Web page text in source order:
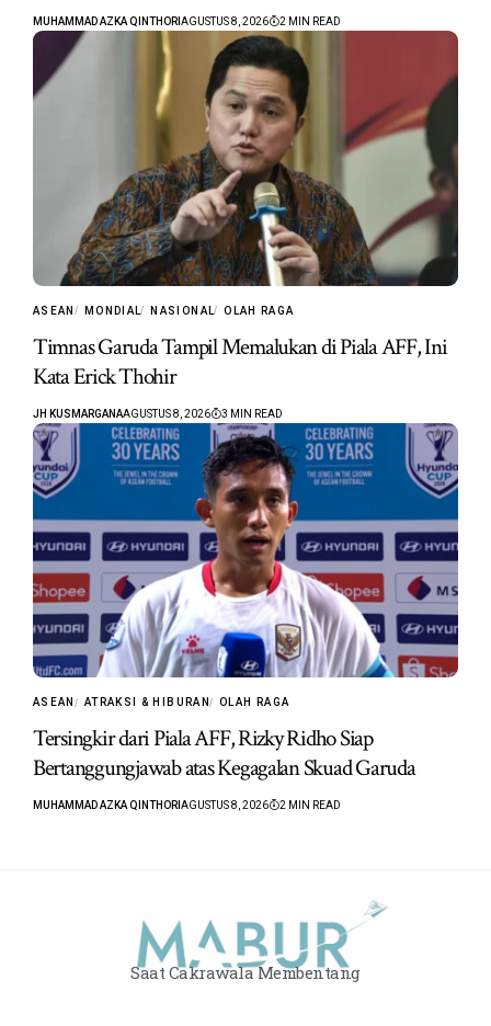
MUHAMMAD AZKA QINTHORI AGUSTUS 8, 2026 2 MIN READ
ASEAN MONDIAL NASIONAL OLAH RAGA
Timnas Garuda Tampil Memalukan di Piala AFF, Ini
Kata Erick Thohir
JH KUSMARGANAAGUSTUS 8, 2026 3 MIN READ
ASEAN ATRAKSI & HIBURAN OLAH RAGA
Tersingkir dari Piala AFF, Rizky Ridho Siap
Bertanggungjawab atas Kegagalan Skuad Garuda
MUHAMMAD AZKA QINTHORI AGUSTUS 8, 2026 2 MIN READ
Saat Cakrawala Membentang